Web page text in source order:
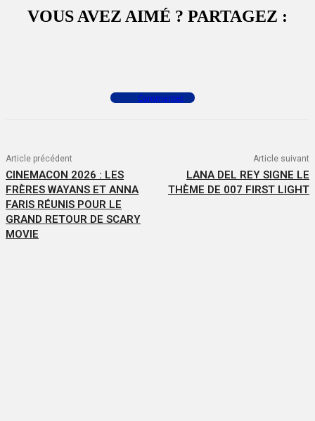
VOUS AVEZ AIMÉ ? PARTAGEZ :
Commenter
Article précédent
CINEMACON 2026 : LES
FRÈRES WAYANS ET ANNA
FARIS RÉUNIS POUR LE
GRAND RETOUR DE SCARY
MOVIE
Article suivant
LANA DEL REY SIGNE LE
THÈME DE 007 FIRST LIGHT